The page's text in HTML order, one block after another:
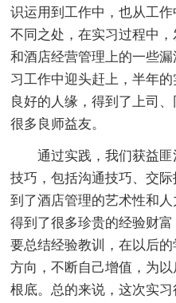
识运用到工作中，也从工
不同之处，在实习过程中
和酒店经营管理上的一些
习工作中迎头赶上，半年
良好的人缘，得到了上司
很多良师益友。
通过实践，我们获益匪
技巧，包括沟通技巧、交
到了酒店管理的艺术性和
得到了很多珍贵的经验财
要总结经验教训，在以后
方向，不断自己增值，为
根底。总的来说，这次实